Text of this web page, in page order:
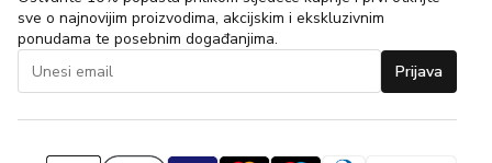
sve o najnovijim proizvodima, akcijskim i ekskluzivnim
ponudama te posebnim događanjima.
Prijava